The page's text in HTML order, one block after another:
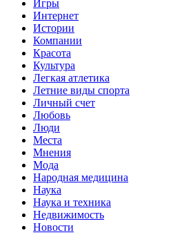
Игры
Интернет
Истории
Компании
Красота
Культура
Легкая атлетика
Летние виды спорта
Личный счет
Любовь
Люди
Места
Мнения
Мода
Народная медицина
Наука
Наука и техника
Недвижимость
Новости